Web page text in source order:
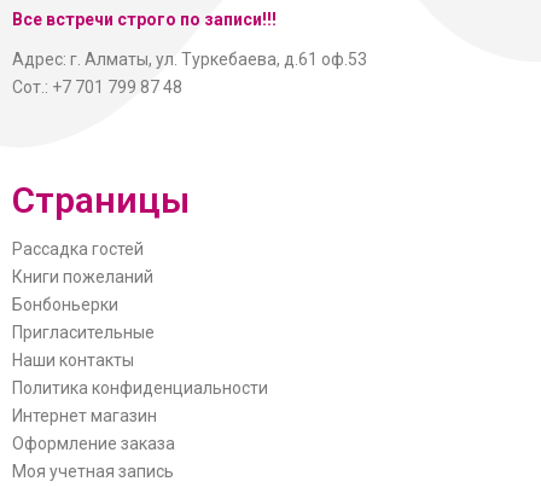
Все встречи строго по записи!!!
Адрес: г. Алматы, ул. Туркебаева, д.61 оф.53
Сот.: +7 701 799 87 48
Страницы
Рассадка гостей
Книги пожеланий
Бонбоньерки
Пригласительные
Наши контакты
Политика конфиденциальности
Интернет магазин
Оформление заказа
Моя учетная запись